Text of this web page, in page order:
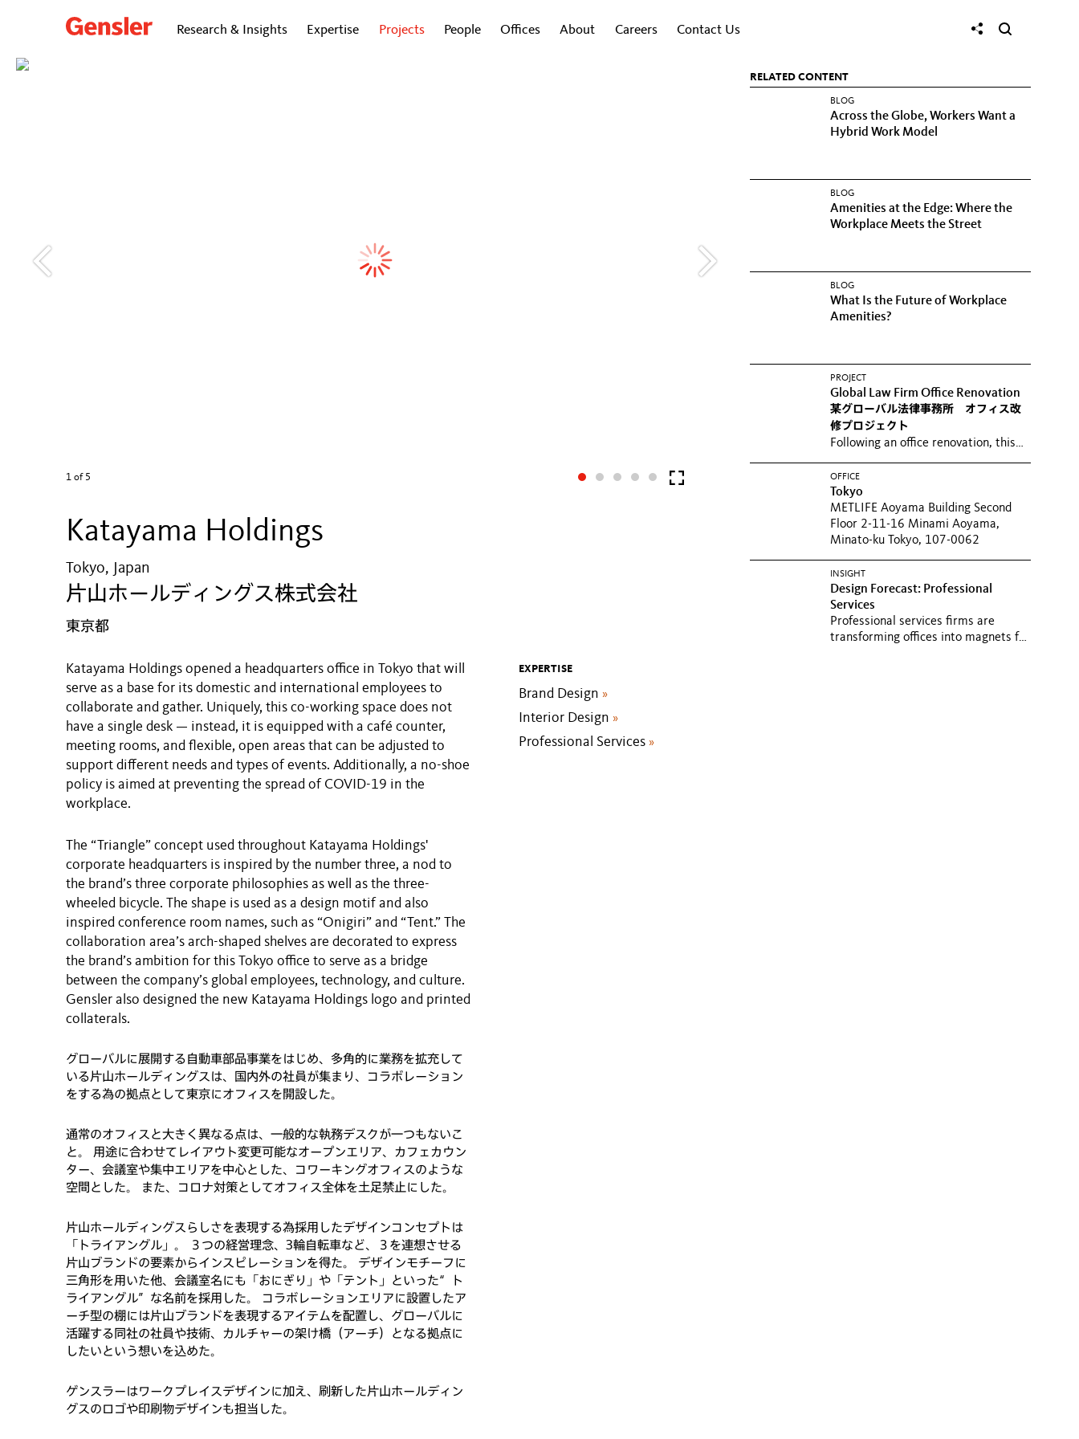
Research & Insights Expertise Projects People Offices About Careers Contact Us
1 of 5
Katayama Holdings
Tokyo, Japan
片山ホールディングス株式会社
東京都
Katayama Holdings opened a headquarters office in Tokyo that will
serve as a base for its domestic and international employees to
collaborate and gather. Uniquely, this co-working space does not
have a single desk — instead, it is equipped with a café counter,
meeting rooms, and flexible, open areas that can be adjusted to
support different needs and types of events. Additionally, a no-shoe
policy is aimed at preventing the spread of COVID-19 in the
workplace.
The “Triangle” concept used throughout Katayama Holdings'
corporate headquarters is inspired by the number three, a nod to
the brand’s three corporate philosophies as well as the three-
wheeled bicycle. The shape is used as a design motif and also
inspired conference room names, such as “Onigiri” and “Tent.” The
collaboration area’s arch-shaped shelves are decorated to express
the brand’s ambition for this Tokyo office to serve as a bridge
between the company’s global employees, technology, and culture.
Gensler also designed the new Katayama Holdings logo and printed
collaterals.
グローバルに展開する自動車部品事業をはじめ、多角的に業務を拡充して
いる片山ホールディングスは、国内外の社員が集まり、コラボレーション
をする為の拠点として東京にオフィスを開設した。
通常のオフィスと大きく異なる点は、一般的な執務デスクが一つもないこ
と。 用途に合わせてレイアウト変更可能なオープンエリア、カフェカウン
ター、会議室や集中エリアを中心とした、コワーキングオフィスのような
空間とした。 また、コロナ対策としてオフィス全体を土足禁止にした。
片山ホールディングスらしさを表現する為採用したデザインコンセプトは
「トライアングル」。 ３つの経営理念、3輪自転車など、３を連想させる
片山ブランドの要素からインスピレーションを得た。 デザインモチーフに
三角形を用いた他、会議室名にも「おにぎり」や「テント」といった“ト
ライアングル”な名前を採用した。 コラボレーションエリアに設置したア
ーチ型の棚には片山ブランドを表現するアイテムを配置し、グローバルに
活躍する同社の社員や技術、カルチャーの架け橋（アーチ）となる拠点に
したいという想いを込めた。
ゲンスラーはワークプレイスデザインに加え、刷新した片山ホールディン
グスのロゴや印刷物デザインも担当した。
EXPERTISE
Brand Design»
Interior Design»
Professional Services»
RELATED CONTENT
BLOG
Across the Globe, Workers Want a
Hybrid Work Model
BLOG
Amenities at the Edge: Where the
Workplace Meets the Street
BLOG
What Is the Future of Workplace
Amenities?
PROJECT
Global Law Firm Office Renovation
某グローバル法律事務所 オフィス改
修プロジェクト
Following an office renovation, this
the new work concept...
律事務所が東京オフィスを改修するに
あたり、本プロジェクトは、スペース
利用度調査やインタビュー、ワークシ
ョップといったコンサルティング業務
からスタートした...
OFFICE
Tokyo
METLIFE Aoyama Building Second
Floor 2-11-16 Minami Aoyama,
Minato-ku Tokyo, 107-0062
INSIGHT
Design Forecast: Professional
Services
Professional services firms are
transforming offices into magnets for